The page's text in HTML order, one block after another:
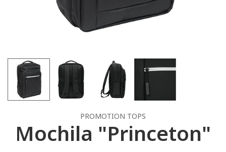
PROMOTION TOPS
Mochila "Princeton"